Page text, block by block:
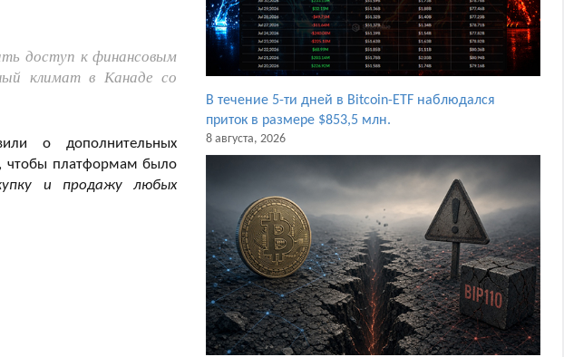
доступ к финансовым
климат в Канаде со
о дополнительных
чтобы платформам было
и продажу любых
В течение 5-ти дней в Bitcoin-ETF наблюдался
приток в размере $853,5 млн.
8 августа, 2026